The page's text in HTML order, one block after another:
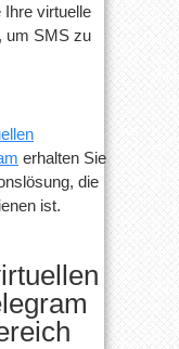
Ihre virtuelle
um SMS zu
erhalten Sie
die
ist.